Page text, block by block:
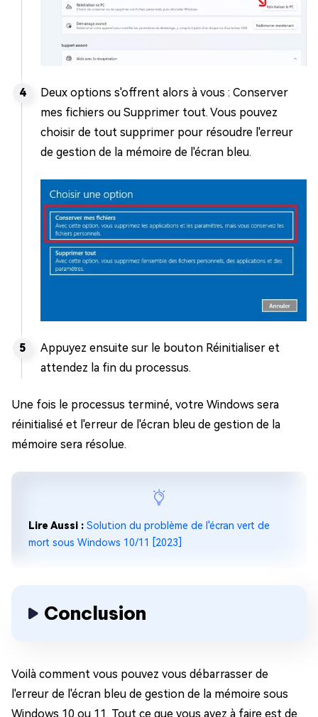
Deux options s'offrent alors à vous : Conserver
mes fichiers ou Supprimer tout. Vous pouvez
choisir de tout supprimer pour résoudre l'erreur
de gestion de la mémoire de l'écran bleu.
Appuyez ensuite sur le bouton Réinitialiser et
attendez la fin du processus.
Une fois le processus terminé, votre Windows sera
réinitialisé et l'erreur de l'écran bleu de gestion de la
mémoire sera résolue.
Lire Aussi : Solution du problème de l'écran vert de
mort sous Windows 10/11 [2023]
Conclusion
Voilà comment vous pouvez vous débarrasser de
l'erreur de l'écran bleu de gestion de la mémoire sous
Windows 10 ou 11. Tout ce que vous avez à faire est de